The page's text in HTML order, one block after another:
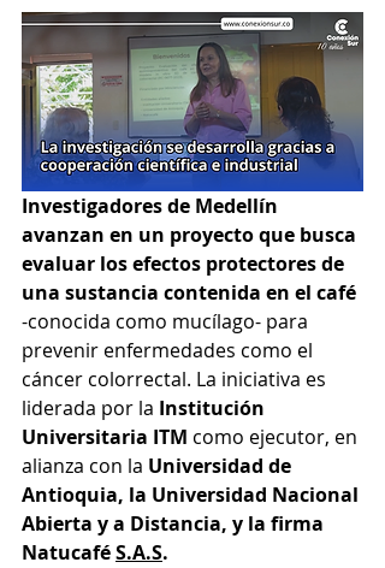
Investigadores de Medellín
avanzan en un proyecto que busca
evaluar los efectos protectores de
una sustancia contenida en el café
-conocida como mucílago- para
prevenir enfermedades como el
cáncer colorrectal. La iniciativa es
liderada por la Institución
Universitaria ITM como ejecutor, en
alianza con la Universidad de
Antioquia, la Universidad Nacional
Abierta y a Distancia, y la firma
Natucafé S.A.S.